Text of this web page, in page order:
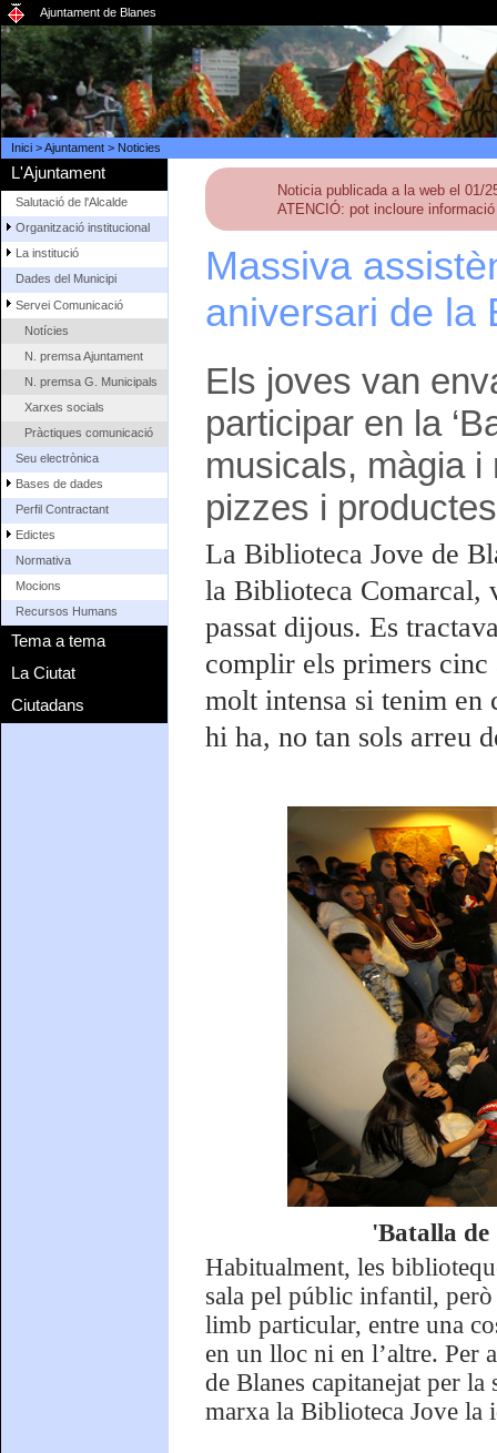
Ajuntament de Blanes
Inici>Ajuntament> Noticies
L'Ajuntament
Salutació de l'Alcalde
Organització institucional
La institució
Dades del Municipi
Servei Comunicació
Notícies
N. premsa Ajuntament
N. premsa G. Municipals
Xarxes socials
Pràctiques comunicació
Seu electrònica
Bases de dades
Perfil Contractant
Edictes
Normativa
Mocions
Recursos Humans
Tema a tema
La Ciutat
Ciutadans
Noticia publicada a la web el 01/
ATENCIÓ: pot incloure
Massiva
aniversari de la
Els joves van
participar en la
musicals, màgia
pizzes i
La Biblioteca Jove de
la Biblioteca Comarcal,
passat dijous. Es
complir els primers cinc
molt intensa si tenim en
hi ha, no tan sols arreu
'Batalla de
Habitualment, les
sala pel públic infantil, però
limb particular, entre una
en un lloc ni en l’altre. Per
de Blanes capitanejat per
marxa la Biblioteca Jove la